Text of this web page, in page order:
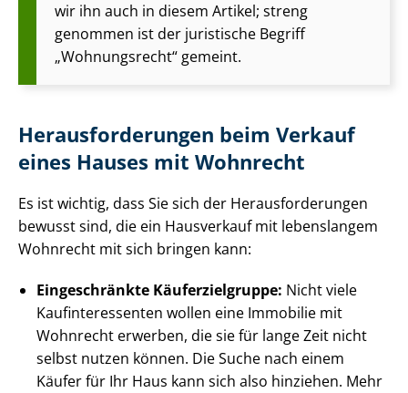
wir ihn auch in diesem Artikel; streng
genommen ist der juristische Begriff
„Wohnungsrecht“ gemeint.
Her­aus­for­de­run­gen beim Verkauf
eines Hauses mit Wohnrecht
Es ist wichtig, dass Sie sich der Her­aus­for­de­run­gen
bewusst sind, die ein Hausverkauf mit lebenslangem
Wohnrecht mit sich bringen kann:
Eingeschränkte Käu­fer­ziel­grup­pe: Nicht viele
Kauf­in­ter­es­sen­ten wollen eine Immobilie mit
Wohnrecht erwerben, die sie für lange Zeit nicht
selbst nutzen können. Die Suche nach einem
Käufer für Ihr Haus kann sich also hinziehen. Mehr